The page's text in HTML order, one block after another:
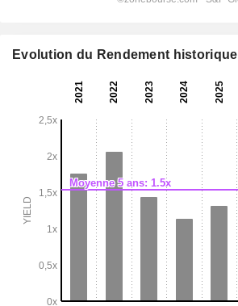
Evolution du Rendement historique